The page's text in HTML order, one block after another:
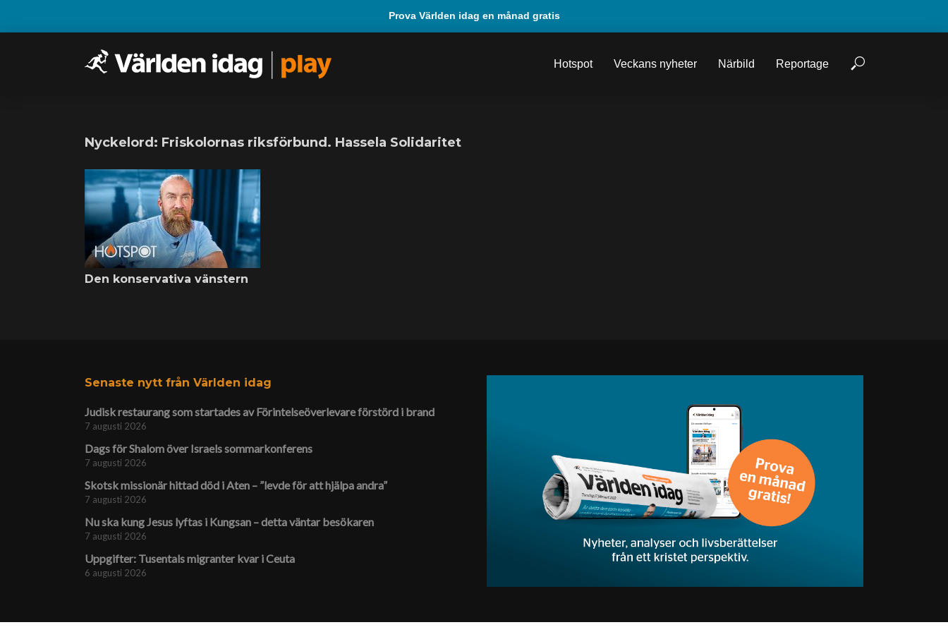
Prova Världen idag en månad gratis
Hotspot Veckans nyheter Närbild Reportage
Nyckelord: Friskolornas riksförbund. Hassela Solidaritet
Den konservativa vänstern
Senaste nytt från Världen idag
Judisk restaurang som startades av Förintelse­överlevare förstörd i brand
7 augusti 2026
Dags för Shalom över Israels sommarkonferens
7 augusti 2026
Skotsk missionär hittad död i Aten – ”levde för att hjälpa andra”
7 augusti 2026
Nu ska kung Jesus lyftas i Kungsan – detta väntar besökaren
7 augusti 2026
Uppgifter: Tusentals migranter kvar i Ceuta
6 augusti 2026